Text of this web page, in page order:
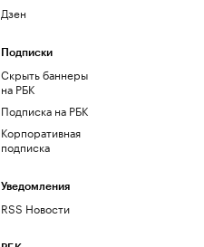
Дзен
Подписки
Скрыть баннеры
на РБК
Подписка на РБК
Корпоративная
подписка
Уведомления
RSS Новости